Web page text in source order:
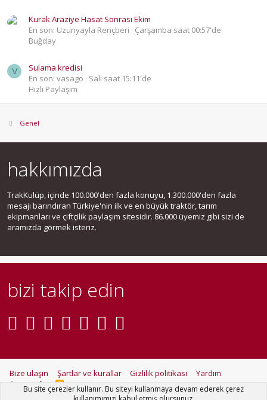
Kurak Araziye Hasat Sonrası Ekim
En son: Uzunyayla Rençberi
Çarşamba saat 00:57'de
Buğday
V
Sulama kredisi
En son: vasago
Salı saat 15:11'de
Hızlı Paylaşım
Genel
hakkımızda
TrakKulüp, içinde 100.000'den fazla konuyu, 1.300.000'den fazla
mesajı barındıran Türkiye'nin ilk ve en büyük traktör, tarım
ekipmanları ve çiftçilik paylaşım sitesidir. 86.000 üyemiz gibi sizi de
aramızda görmek isteriz.
bizi takip edin
Bize ulaşın Şartlar ve kurallar Gizlilik politikası
Yardım
Ana sayfa
R
S
Bu site çerezler kullanır. Bu siteyi kullanmaya devam ederek çerez